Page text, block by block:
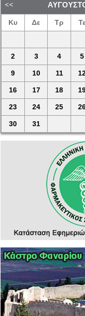
Κυ Δε Τρ Τε
2 3 4 5
9 10 11
16 17 18
23 24 25
30 31